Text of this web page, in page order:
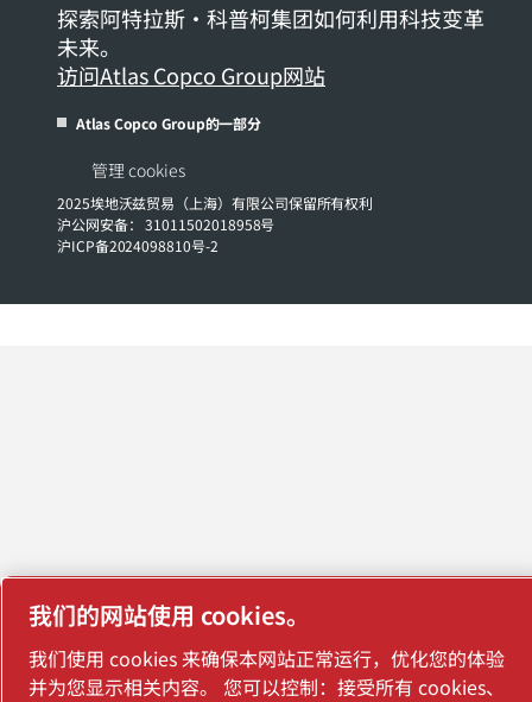
探索阿特拉斯·科普柯集团如何利用科技变革
未来。
访问Atlas Copco Group网站
Atlas Copco Group的一部分
2025埃地沃兹贸易（上海）有限公司保留所有权利
沪公网安备： 31011502018958号
沪ICP备2024098810号-2
管理 cookies
我们的网站使用 cookies。
我们使用 cookies 来确保本网站正常运行，优化您的体验
并为您显示相关内容。 您可以控制：接受所有 cookies、